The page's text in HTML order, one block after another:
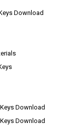
Download
Download
Download